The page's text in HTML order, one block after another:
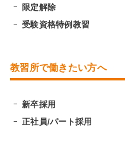
限定解除
受験資格特例教習
教習所で働きたい方へ
新卒採用
正社員/パート採用